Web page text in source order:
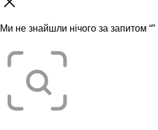
Ми не знайшли нічого за запитом “”